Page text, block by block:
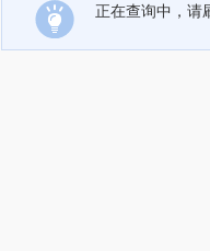
正在查询中，请